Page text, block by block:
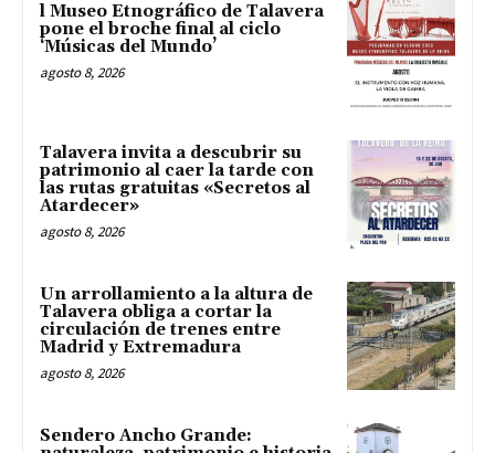
l Museo Etnográfico de Talavera
pone el broche final al ciclo
‘Músicas del Mundo’
agosto 8, 2026
Talavera invita a descubrir su
patrimonio al caer la tarde con
las rutas gratuitas «Secretos al
Atardecer»
agosto 8, 2026
Un arrollamiento a la altura de
Talavera obliga a cortar la
circulación de trenes entre
Madrid y Extremadura
agosto 8, 2026
Sendero Ancho Grande: